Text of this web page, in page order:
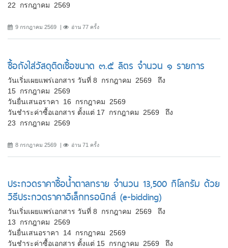
22 กรกฎาคม 2569
9 กรกฎาคม 2569 อ่าน 77 ครั้ง
ซื้อถังใส่วัสดุติดเชื้อขนาด ๓.๕ ลิตร จำนวน ๑ รายการ
วันเริ่มเผยแพร่เอกสาร วันที่ 8 กรกฎาคม 2569 ถึง
15 กรกฎาคม 2569
วันยื่นเสนอราคา 16 กรกฎาคม 2569
วันชำระค่าซื้อเอกสาร ตั้งแต่ 17 กรกฎาคม 2569 ถึง
23 กรกฎาคม 2569
8 กรกฎาคม 2569 อ่าน 71 ครั้ง
ประกวดราคาซื้อน้ำตาลทราย จำนวน 13,500 กิโลกรัม ด้วย
วิธีประกวดราคาอิเล็กทรอนิกส์ (e-bidding)
วันเริ่มเผยแพร่เอกสาร วันที่ 8 กรกฎาคม 2569 ถึง
13 กรกฎาคม 2569
วันยื่นเสนอราคา 14 กรกฎาคม 2569
วันชำระค่าซื้อเอกสาร ตั้งแต่ 15 กรกฎาคม 2569 ถึง